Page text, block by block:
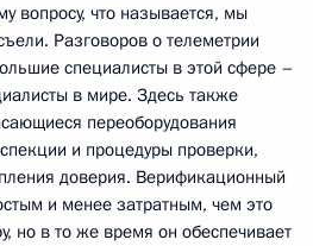
вопросу, что называется, мы
Разговоров о телеметрии
специалисты в этой сфере –
в мире. Здесь также
переоборудования
и процедуры проверки,
доверия. Верификационный
и менее затратным, чем это
но в то же время он обеспечивает